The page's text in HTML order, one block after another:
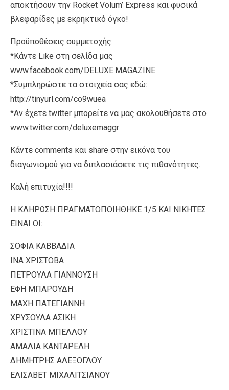
αποκτήσουν την Rocket Volum’ Express και φυσικά
βλεφαρίδες με εκρηκτικό όγκο!
Προϋποθέσεις συμμετοχής:
*Κάντε Like στη σελίδα μας
www.facebook.com/DELUXE.MAGAZINE
*Συμπληρώστε τα στοιχεία σας εδώ:
http://tinyurl.com/co9wuea
*Αν έχετε twitter μπορείτε να μας ακολουθήσετε στο
www.twitter.com/deluxemaggr
Κάντε comments και share στην εικόνα του
διαγωνισμού για να διπλασιάσετε τις πιθανότητες.
Καλή επιτυχία!!!!
Η ΚΛΗΡΩΣΗ ΠΡΑΓΜΑΤΟΠΟΙΗΘΗΚΕ 1/5 ΚΑΙ ΝΙΚΗΤΕΣ
ΕΙΝΑΙ ΟΙ:
ΣΟΦΙΑ ΚΑΒΒΑΔΙΑ
ΙΝΑ ΧΡΙΣΤΟΒΑ
ΠΕΤΡΟΥΛΑ ΓΙΑΝΝΟΥΣΗ
ΕΦΗ ΜΠΑΡΟΥΔΗ
ΜΑΧΗ ΠΑΤΕΓΙΑΝΝΗ
ΧΡΥΣΟΥΛΑ ΑΣΙΚΗ
ΧΡΙΣΤΙΝΑ ΜΠΕΛΛΟΥ
ΑΜΑΛΙΑ ΚΑΝΤΑΡΕΛΗ
ΔΗΜΗΤΡΗΣ ΑΛΕΞΟΓΛΟΥ
ΕΛΙΣΑΒΕΤ ΜΙΧΑΛΙΤΣΙΑΝΟΥ